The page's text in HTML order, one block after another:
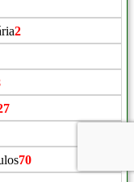
2
70